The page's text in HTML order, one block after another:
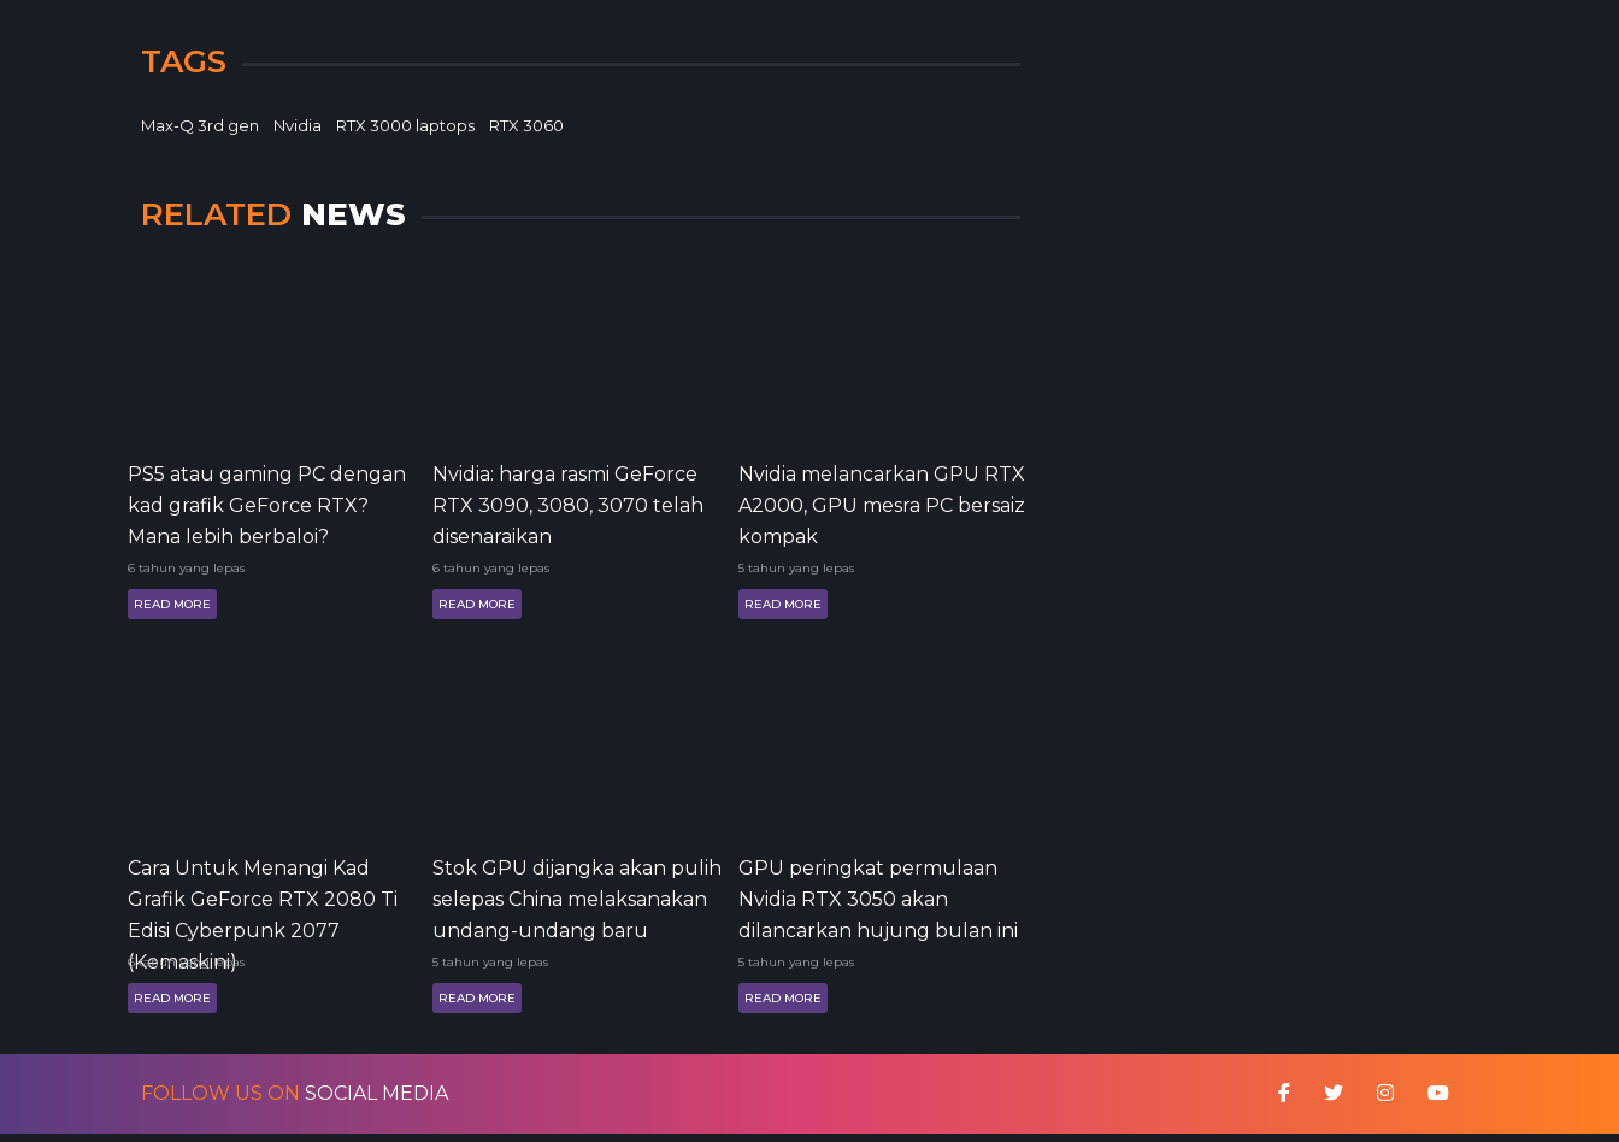
TAGS
Max-Q 3rd gen Nvidia RTX 3000 laptops RTX 3060
RELATED NEWS
PS5 atau gaming PC dengan
kad grafik GeForce RTX?
Mana lebih berbaloi?
6 tahun yang lepas
READ MORE
Nvidia: harga rasmi GeForce
RTX 3090, 3080, 3070 telah
disenaraikan
6 tahun yang lepas
READ MORE
Nvidia melancarkan GPU RTX
A2000, GPU mesra PC bersaiz
kompak
5 tahun yang lepas
READ MORE
Cara Untuk Menangi Kad
Grafik GeForce RTX 2080 Ti
Edisi Cyberpunk 2077
(Kemaskini)
6 tahun yang lepas
READ MORE
Stok GPU dijangka akan pulih
selepas China melaksanakan
undang-undang baru
5 tahun yang lepas
READ MORE
GPU peringkat permulaan
Nvidia RTX 3050 akan
dilancarkan hujung bulan ini
5 tahun yang lepas
READ MORE
FOLLOW US ON SOCIAL MEDIA